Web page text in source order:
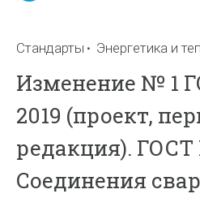
Стандарты Энергетика и
Изменение № 1
2019 (проект,
редакция). ГОСТ
Соединения